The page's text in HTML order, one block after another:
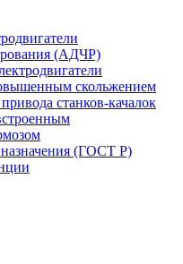
(АДЧР)
скольжением
станков-качалок
(ГОСТ Р)